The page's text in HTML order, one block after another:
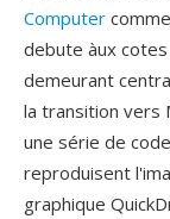
Computer
debute àux
demeurant
la transition vers
une série de
reproduisent
graphique